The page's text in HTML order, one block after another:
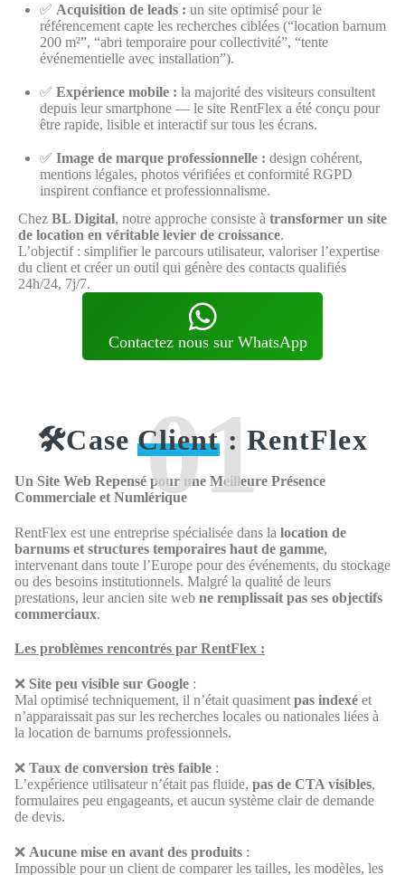
✅ Acquisition de leads : un site optimisé pour le
référencement capte les recherches ciblées (“location barnum
200 m²”, “abri temporaire pour collectivité”, “tente
événementielle avec installation”).
✅ Expérience mobile : la majorité des visiteurs consultent
depuis leur smartphone — le site RentFlex a été conçu pour
être rapide, lisible et interactif sur tous les écrans.
✅ Image de marque professionnelle : design cohérent,
mentions légales, photos vérifiées et conformité RGPD
inspirent confiance et professionnalisme.
Chez BL Digital, notre approche consiste à transformer un site
de location en véritable levier de croissance.
L’objectif : simplifier le parcours utilisateur, valoriser l’expertise
du client et créer un outil qui génère des contacts qualifiés
24h/24, 7j/7.
Contactez nous sur WhatsApp
01
🛠️Case Client: RentFlex
Un Site Web Repensé pour une Meilleure Présence
Commerciale et Numlérique
RentFlex est une entreprise spécialisée dans la location de
barnums et structures temporaires haut de gamme,
intervenant dans toute l’Europe pour des événements, du stockage
ou des besoins institutionnels. Malgré la qualité de leurs
prestations, leur ancien site web ne remplissait pas ses objectifs
commerciaux.
Les problèmes rencontrés par RentFlex :
❌ Site peu visible sur Google :
Mal optimisé techniquement, il n’était quasiment pas indexé et
n’apparaissait pas sur les recherches locales ou nationales liées à
la location de barnums professionnels.
❌ Taux de conversion très faible :
L’expérience utilisateur n’était pas fluide, pas de CTA visibles,
formulaires peu engageants, et aucun système clair de demande
de devis.
❌ Aucune mise en avant des produits :
Impossible pour un client de comparer les tailles, les modèles, les